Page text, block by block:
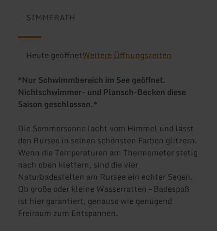
SIMMERATH
Heute geöffnetWeitere Öffnungszeiten
*Nur Schwimmbereich im See geöffnet.
Nichtschwimmer- und Plansch-Becken diese
Saison geschlossen.*
Die Sommersonne lacht vom Himmel und lässt
den Rursee in seinen schönsten Farben glitzern.
Wenn die Temperaturen am Thermometer stetig
nach oben klettern, sind die vier
Naturbadestellen am Rursee ein echter Segen.
Ob große oder kleine Wasserratten – Badespaß
ist hier garantiert, genauso wie genügend
Freiraum zum Entspannen.